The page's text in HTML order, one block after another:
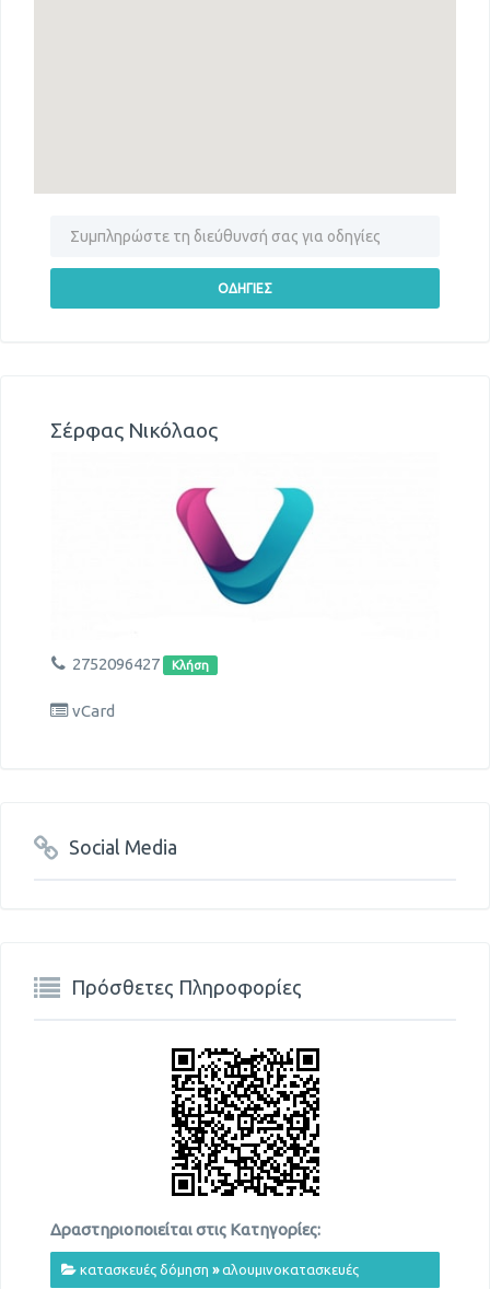
Σέρφας Νικόλαος
2752096427 Κλήση
vCard
Social Media
Πρόσθετες Πληροφορίες
Δραστηριοποιείται στις Κατηγορίες:
κατασκευές δόμηση »αλουμινοκατασκευές